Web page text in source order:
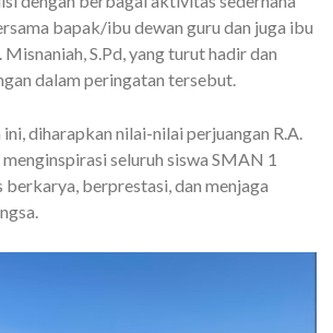
bapak/ibu dewan guru dan juga ibu
S.Pd, yang turut hadir dan
dalam peringatan tersebut.
diharapkan nilai-nilai perjuangan R.A.
seluruh siswa SMAN 1
berprestasi, dan menjaga